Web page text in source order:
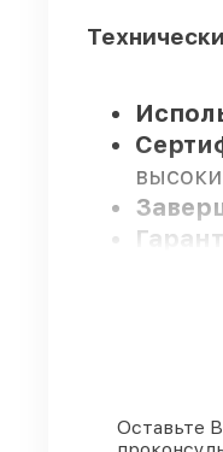
80%
Оставьте